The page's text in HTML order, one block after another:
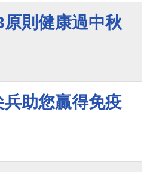
原則健康過中秋
兵助您贏得免疫